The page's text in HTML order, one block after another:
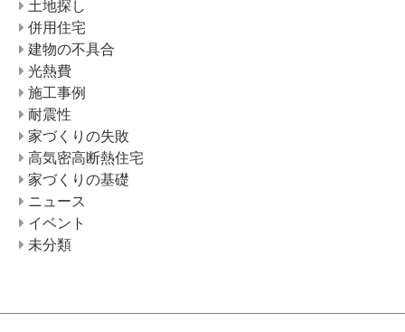
土地探し
併用住宅
建物の不具合
光熱費
施工事例
耐震性
家づくりの失敗
高気密高断熱住宅
家づくりの基礎
ニュース
イベント
未分類